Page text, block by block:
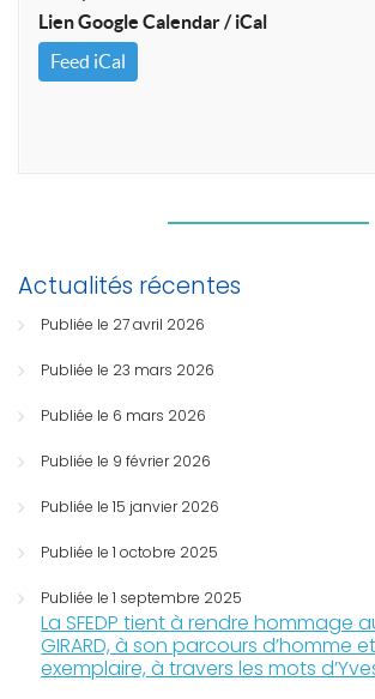
Lien Google Calendar / iCal
Feed iCal
Actualités récentes
Publiée le 27 avril 2026
Publiée le 23 mars 2026
Publiée le 6 mars 2026
Publiée le 9 février 2026
Publiée le 15 janvier 2026
Publiée le 1 octobre 2025
Publiée le 1 septembre 2025
La SFEDP tient à rendre hommage
GIRARD, à son parcours d’homme
exemplaire, à travers les mots